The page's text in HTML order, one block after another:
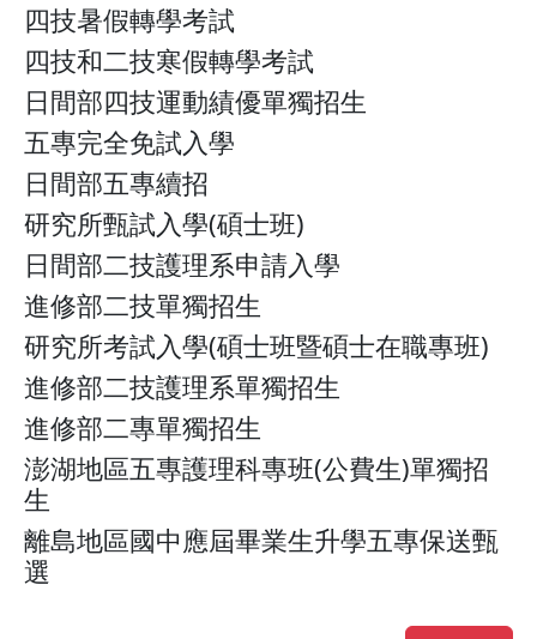
四技暑假轉學考試
四技和二技寒假轉學考試
日間部四技運動績優單獨招生
五專完全免試入學
日間部五專續招
研究所甄試入學(碩士班)
日間部二技護理系申請入學
進修部二技單獨招生
研究所考試入學(碩士班暨碩士在職專班)
進修部二技護理系單獨招生
進修部二專單獨招生
澎湖地區五專護理科專班(公費生)單獨招
生
離島地區國中應屆畢業生升學五專保送甄
選